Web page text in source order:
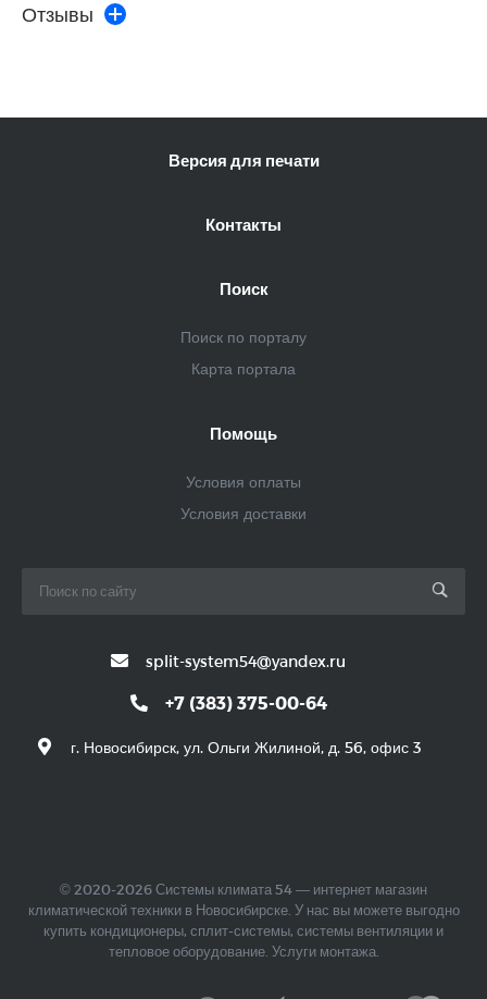
Отзывы
Версия для печати
Контакты
Поиск
Поиск по порталу
Карта портала
Помощь
Условия оплаты
Условия доставки
split-system54@yandex.ru
+7 (383) 375-00-64
г. Новосибирск, ул. Ольги Жилиной, д. 56, офис 3
© 2020-2026 Системы климата 54 — интернет магазин
климатической техники в Новосибирске. У нас вы можете выгодно
купить кондиционеры, сплит-системы, системы вентиляции и
тепловое оборудование. Услуги монтажа.